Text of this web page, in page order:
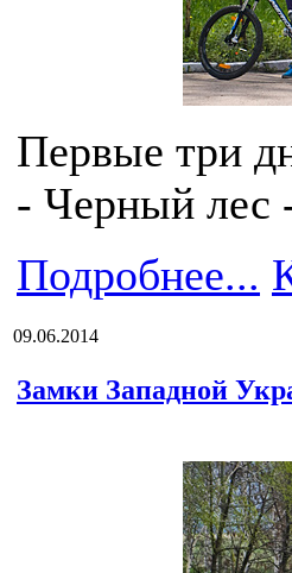
Первые три
- Черный лес
Подробнее...
09.06.2014
Замки Западной